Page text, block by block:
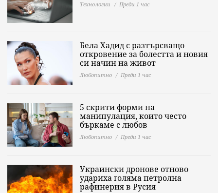
Технологии Преди 1 час
Бела Хадид с разтърсващо
откровение за болестта и новия
си начин на живот
Любопитно Преди 1 час
5 скрити форми на
манипулация, които често
бъркаме с любов
Любопитно Преди 1 час
Украински дронове отново
удариха голяма петролна
рафинерия в Русия